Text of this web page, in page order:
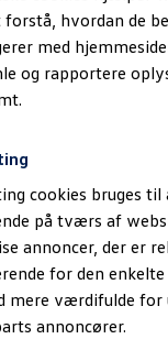
forstå, hvordan de
med
og rapportere
cookies bruges til
på tværs af
annoncer, der er
for den
mere værdifulde for
annoncører.
5+
på elbiler
ved autoriseret
information
ekstrafunktioner
tjenesterne til din
apps, login
til
Interface Data